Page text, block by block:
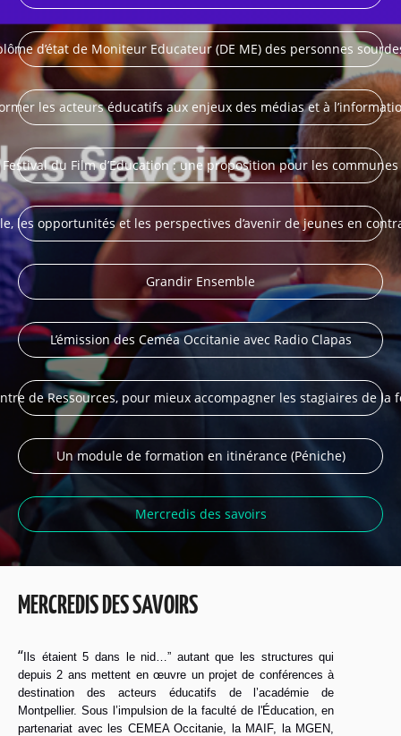
d’état de Moniteur Educateur (DE ME) des personnes
les acteurs éducatifs aux enjeux des médias et à
Festival du Film d’Education : une proposition pour les communes
les opportunités et les perspectives d’avenir de jeunes en
Grandir Ensemble
L’émission des Ceméa Occitanie avec Radio Clapas
de Ressources, pour mieux accompagner les stagiaires de
Un module de formation en itinérance (Péniche)
Mercredis des savoirs
MERCREDIS DES SAVOIRS
“Ils étaient 5 dans le nid…” autant que les structures qui
depuis 2 ans mettent en œuvre un projet de conférences à
destination des acteurs éducatifs de l’académie de
Montpellier. Sous l’impulsion de la faculté de l'Éducation, en
partenariat avec les CEMEA Occitanie, la MAIF, la MGEN,